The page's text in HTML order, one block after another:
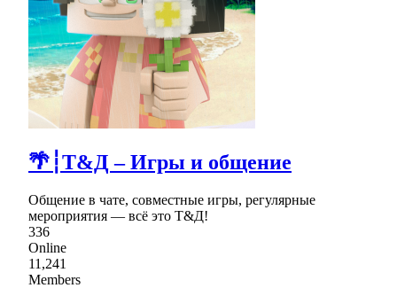
🌴┆Т&Д – Игры и общение
Общение в чате, совместные игры, регулярные
мероприятия — всё это Т&Д!
336
Online
11,241
Members